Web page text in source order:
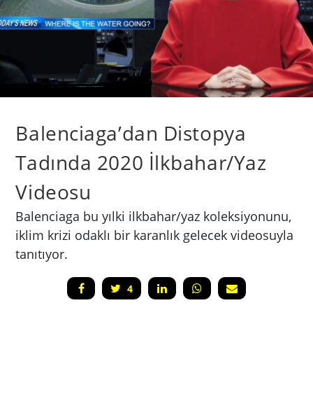
Balenciaga’dan Distopya
Tadında 2020 İlkbahar/Yaz
Videosu
Balenciaga bu yılki ilkbahar/yaz koleksiyonunu,
iklim krizi odaklı bir karanlık gelecek videosuyla
tanıtıyor.
4